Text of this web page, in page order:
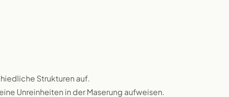
Strukturen auf.
Unreinheiten in der Maserung aufweisen.